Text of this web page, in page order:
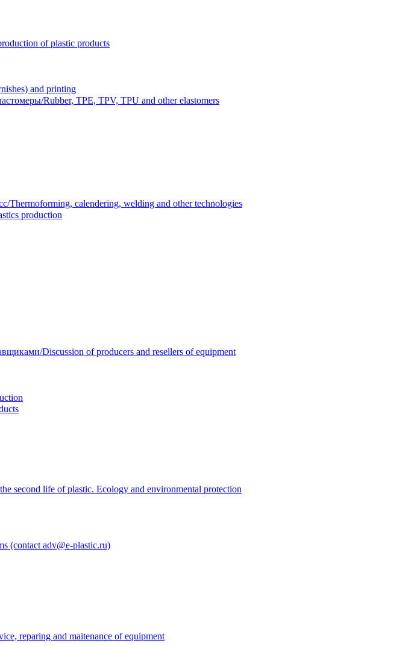
of plastic products
and printing
Rubber, TPE, TPV, TPU and other elastomers
calendering, welding and other technologies
production
Discussion of producers and resellers of equipment
second life of plastic. Ecology and environmental protection
(contact adv@e-plastic.ru)
reparing and maitenance of equipment